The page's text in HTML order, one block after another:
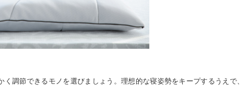
く調節できるモノを選びましょう。理想的な寝姿勢をキープするうえで、